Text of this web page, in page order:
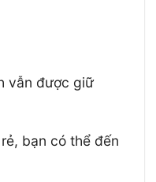
vẫn được giữ
bạn có thể đến